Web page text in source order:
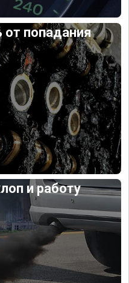
от попадания
и работу